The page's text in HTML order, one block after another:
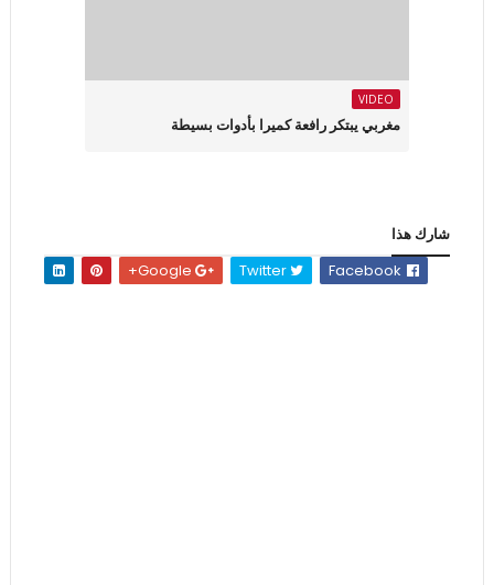
VIDEO
مغربي يبتكر رافعة كميرا بأدوات بسيطة
شارك هذا
Twitter